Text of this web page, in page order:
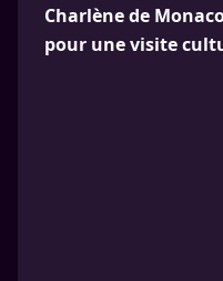
Charlène de
pour une visite